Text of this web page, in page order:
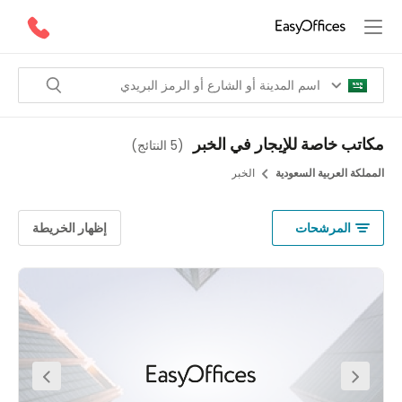
خاصة للإيجار في الخبر (5 النتائج )
العربية السعودية الخبر
المرشحات إظهار الخريطة